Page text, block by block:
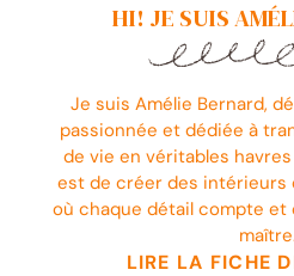
HI! JE SUIS
Je suis Amélie Bernard,
passionnée et dédiée à
de vie en véritables
est de créer des intérieurs
où chaque détail compte et
LIRE LA FICHE